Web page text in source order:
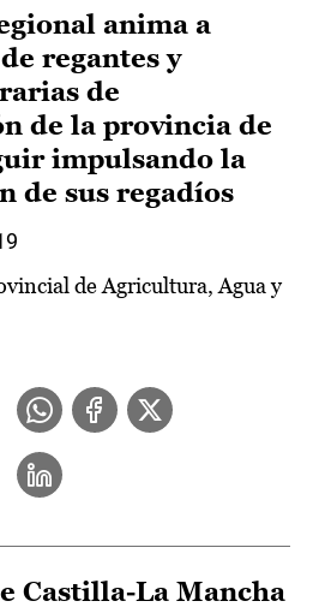
anima a
regantes y
de
de la provincia de
impulsando la
de sus regadíos
de Agricultura, Agua y
Castilla-La Mancha